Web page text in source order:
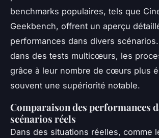
benchmarks populaires, tels que
Geekbench, offrent un aperçu
performances dans divers
dans des tests multicœurs, les
grâce à leur nombre de cœurs plus
souvent une supériorité notable.
Comparaison des performances
scénarios réels
Dans des situations réelles, comme